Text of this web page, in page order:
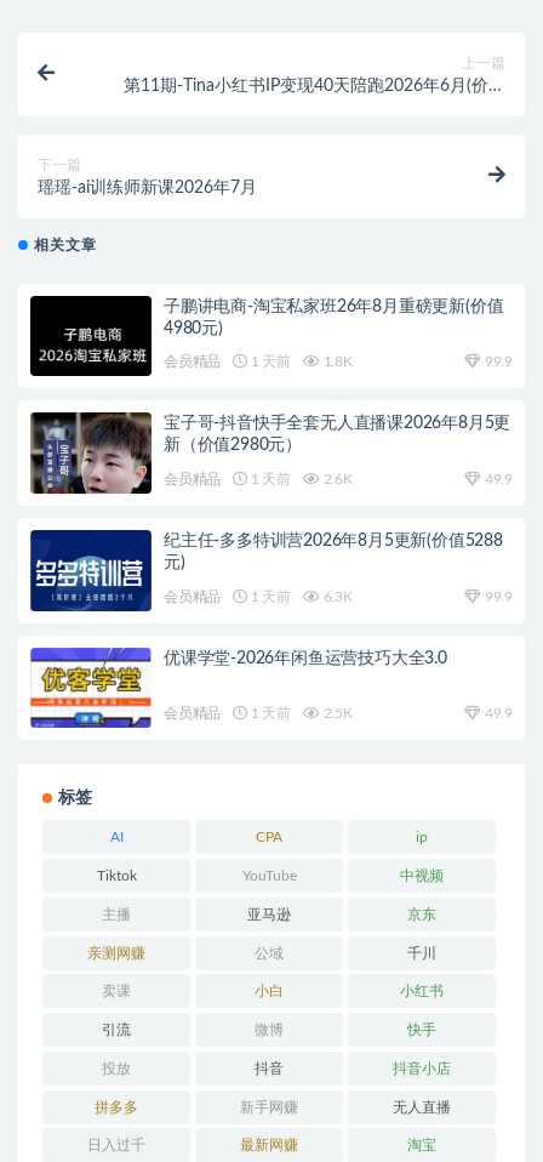
上一篇
第11期-Tina小红书IP变现40天陪跑2026年6月(价值
下一篇
瑶瑶-ai训练师新课2026年7月
相关文章
子鹏讲电商-淘宝私家班26年8月重磅更新(价值
4980元)
会员精品 1 天前 1.8K 99.9
宝子哥-抖音快手全套无人直播课2026年8月5更
新（价值2980元）
会员精品 1 天前 2.6K 49.9
纪主任-多多特训营2026年8月5更新(价值5288
元)
会员精品 1 天前 6.3K 99.9
优课学堂-2026年闲鱼运营技巧大全3.0
会员精品 1 天前 2.5K 49.9
标签
AI CPA ip
Tiktok YouTube 中视频
主播 亚马逊 京东
亲测网赚 公域 千川
卖课 小白 小红书
引流 微博 快手
投放 抖音 抖音小店
拼多多 新手网赚 无人直播
日入过千 最新网赚 淘宝